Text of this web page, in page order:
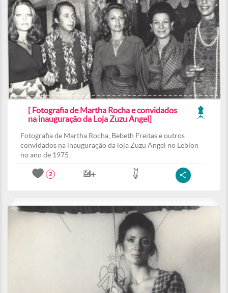
[ Fotografia de Martha Rocha e convidados
na inauguração da Loja Zuzu Angel]
Fotografia de Martha Rocha, Bebeth Freitas e outros
convidados na inauguração da loja Zuzu Angel no Leblon
no ano de 1975.
2